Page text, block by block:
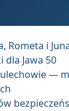
Rometa i
dla Jawa 50
—